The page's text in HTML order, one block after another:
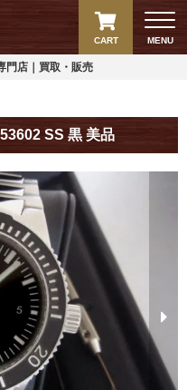
MENU
CART
門店｜買取・販売
SS 黒 美品